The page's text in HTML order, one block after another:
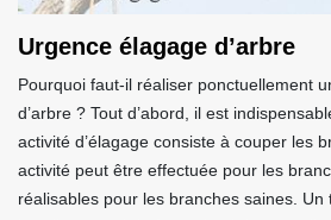
Urgence élagage d’arbre
Pourquoi faut-il réaliser ponctuellement
d’arbre ? Tout d’abord, il est
activité d’élagage consiste à couper les
activité peut être effectuée pour les
réalisables pour les branches saines. Un